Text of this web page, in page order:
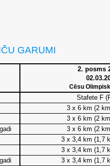
GARUMI
2. posms
Cēsu
Stafete F
3 x 6 km (2
3 x 6 km (2
3 x 6 km (2
3 x 3,4 km (1,7
3 x 3,4 km (1,7
3 x 3,4 km (1,7